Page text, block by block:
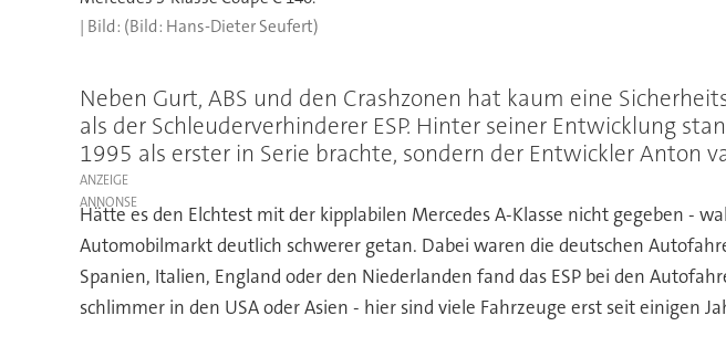
(Bild: Hans-Dieter Seufert)
Neben Gurt, ABS und den Crashzonen hat kaum eine
als der Schleuderverhinderer ESP. Hinter seiner Entwicklung
1995 als erster in Serie brachte, sondern der Entwickler Anton
ANZEIGE
Hätte es den Elchtest mit der kipplabilen Mercedes A-Klasse nicht gegeben -
Automobilmarkt deutlich schwerer getan. Dabei waren die deutschen
Spanien, Italien, England oder den Niederlanden fand das ESP bei den
schlimmer in den USA oder Asien - hier sind viele Fahrzeuge erst seit einigen